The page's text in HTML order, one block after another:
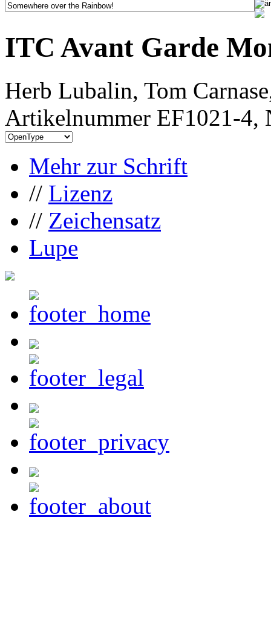
ITC Avant Garde
Herb Lubalin, Tom
Artikelnummer EF1021-4,
Mehr zur Schrift
// Lizenz
// Zeichensatz
Lupe